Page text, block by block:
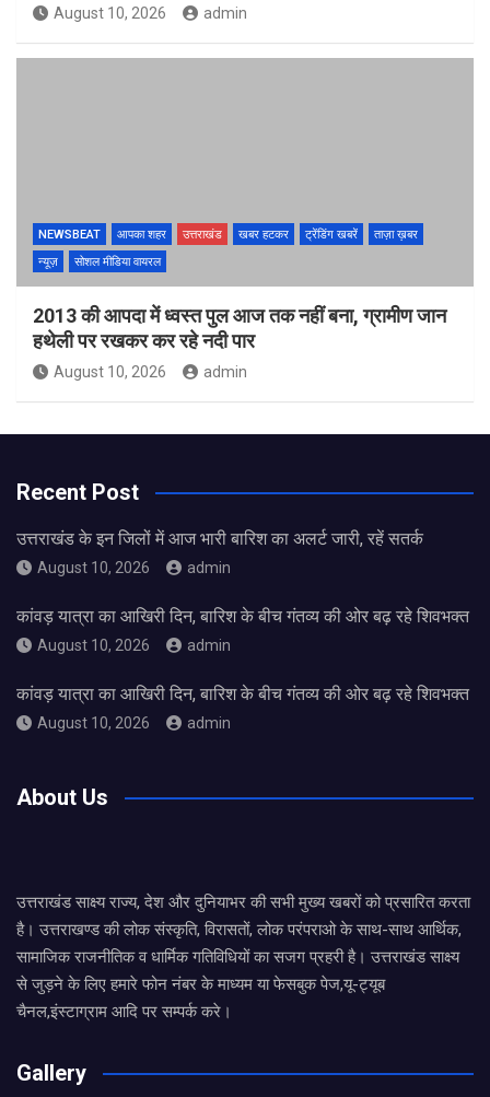
August 10, 2026 admin
NEWSBEAT आपका शहर उत्तराखंड खबर हटकर ट्रेंडिंग खबरें
ताज़ा ख़बर
न्यूज़
सोशल मीडिया वायरल
2013 की आपदा में ध्वस्त पुल आज तक नहीं बना, ग्रामीण जान
हथेली पर रखकर कर रहे नदी पार
August 10, 2026 admin
Recent Post
उत्तराखंड के इन जिलों में आज भारी बारिश का अलर्ट जारी, रहें सतर्क
August 10, 2026 admin
कांवड़ यात्रा का आखिरी दिन, बारिश के बीच गंतव्य की ओर बढ़ रहे शिवभक्त
August 10, 2026 admin
कांवड़ यात्रा का आखिरी दिन, बारिश के बीच गंतव्य की ओर बढ़ रहे शिवभक्त
August 10, 2026 admin
About Us
उत्तराखंड साक्ष्य राज्य, देश और दुनियाभर की सभी मुख्य खबरों को प्रसारित करता
है। उत्तराखण्ड की लोक संस्कृति, विरासतों, लोक परंपराओ के साथ-साथ आर्थिक,
सामाजिक राजनीतिक व धार्मिक गतिविधियों का सजग प्रहरी है। उत्तराखंड साक्ष्य
से जुड़ने के लिए हमारे फोन नंबर के माध्यम या फेसबुक पेज,यू-ट्यूब
चैनल,इंस्टाग्राम आदि पर सम्पर्क करे।
Gallery